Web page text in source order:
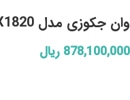
وان جکوزی مدل LX1820
878,100,000 ریال